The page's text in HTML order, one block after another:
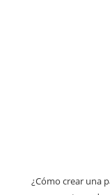
¿Cómo crear una